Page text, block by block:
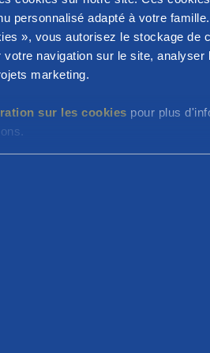
personnalisé adapté à votre
», vous autorisez le stockage de
votre navigation sur le site, analyser
marketing.
sur les cookies pour plus